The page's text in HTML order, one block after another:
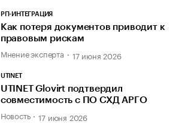
РП-ИНТЕГРАЦИЯ
Как потеря документов приводит к
правовым рискам
Мнение эксперта 17 июня 2026
UTINET
UTINET Glovirt подтвердил
совместимость с ПО СХД АРГО
Новость 17 июня 2026